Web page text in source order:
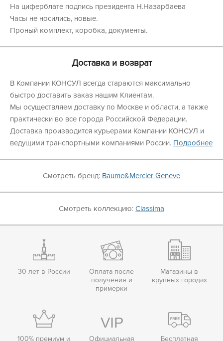
На циферблате подпись президента Н.Назарбаева
Часы не носились, новые.
Проный комплект, коробка, документы.
Доставка и возврат
В Компании КОНСУЛ всегда стараются максимально
быстро доставить заказ нашим Клиентам.
Мы осуществляем доставку по Москве и области, а также
практически во все города Российской Федерации.
Доставка производится курьерами Компании КОНСУЛ и
ведущими транспортными компаниями России. Подробнее
Смотреть бренд: Baume&Mercier Geneve
Смотреть коллекцию: Classima
30 лет в России
Оплата после
получения и
примерки
Магазины в
крупных городах
100% премиум и
Официальная
Бесплатная